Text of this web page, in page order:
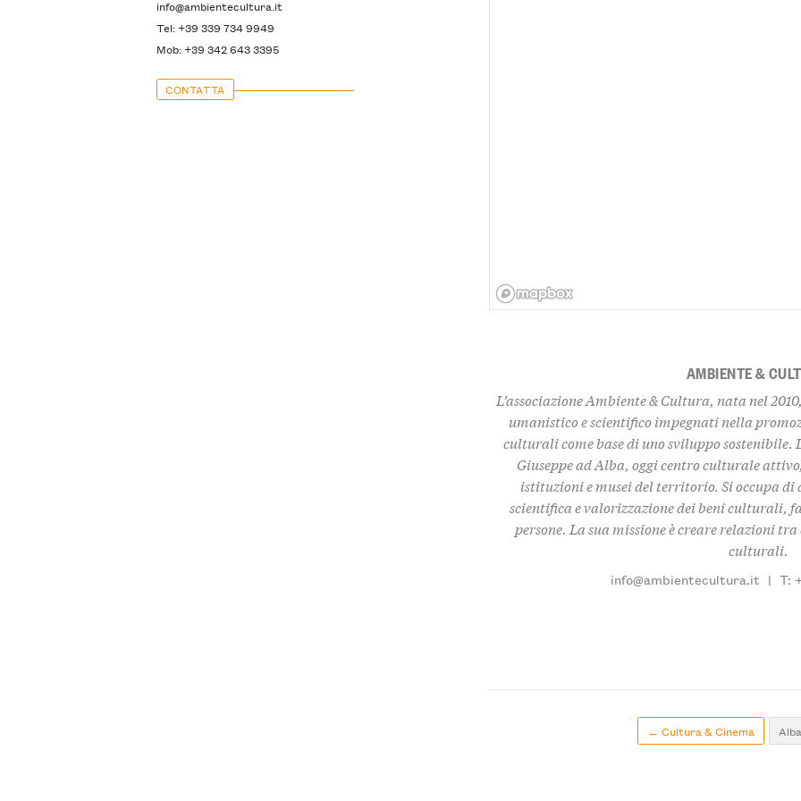
info@ambientecultura.it
Tel: +39 339 734 9949
Mob: +39 342 643 3395
CONTATTA
AMBIENTE &
L’associazione Ambiente & Cultura, nata nel
umanistico e scientifico impegnati nella
culturali come base di uno sviluppo sostenibile.
Giuseppe ad Alba, oggi centro culturale
istituzioni e musei del territorio. Si occupa
scientifica e valorizzazione dei beni culturali,
persone. La sua missione è creare relazioni
culturali.
info@ambientecultura.it | T:
← Cultura & Cinema